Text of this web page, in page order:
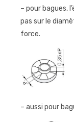
– pour bagues,
pas sur le
force.
– aussi pour